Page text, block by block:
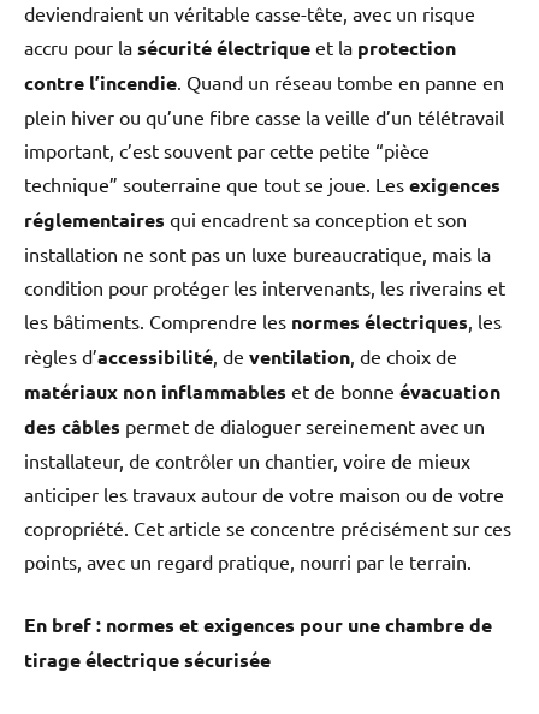
une intégration harmonieuse et
pratique dans divers
environnements. Grâce à sa
conception robuste, le module
extérieur de JPM s'adapte
parfaitement aux besoins des
bâtiments nécessitant des
dispositifs de sortie d'urgence
fiables. Le module proposé par
JPM permet de configurer
exigences spécifiques du site,
qu'il s'agisse d'un accès réservé
au personnel autorisé ou d'un
de sécurité.
deviendraient un véritable casse-tête, avec un risque
accru pour la sécurité électrique et la protection
contre l’incendie. Quand un réseau tombe en panne en
plein hiver ou qu’une fibre casse la veille d’un télétravail
important, c’est souvent par cette petite “pièce
technique” souterraine que tout se joue. Les exigences
réglementaires qui encadrent sa conception et son
installation ne sont pas un luxe bureaucratique, mais la
condition pour protéger les intervenants, les riverains et
les bâtiments. Comprendre les normes électriques, les
règles d’accessibilité, de ventilation, de choix de
matériaux non inflammables et de bonne évacuation
des câbles permet de dialoguer sereinement avec un
installateur, de contrôler un chantier, voire de mieux
anticiper les travaux autour de votre maison ou de votre
copropriété. Cet article se concentre précisément sur ces
points, avec un regard pratique, nourri par le terrain.
En bref : normes et exigences pour une chambre de
tirage électrique sécurisée